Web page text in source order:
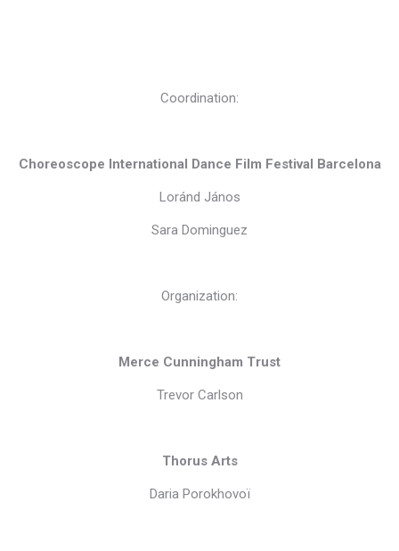
Coordination:
Choreoscope International Dance Film Festival Barcelona
Loránd János
Sara Dominguez
Organization:
Merce Cunningham Trust
Trevor Carlson
Thorus Arts
Daria Porokhovoï